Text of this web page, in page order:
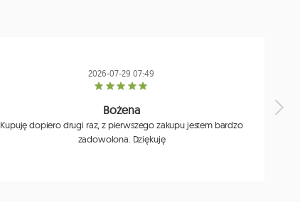
2026-07-29 07:49
Bożena
Kupuję dopiero drugi raz, z pierwszego zakupu jestem bardzo
zadowolona. Dziękuję